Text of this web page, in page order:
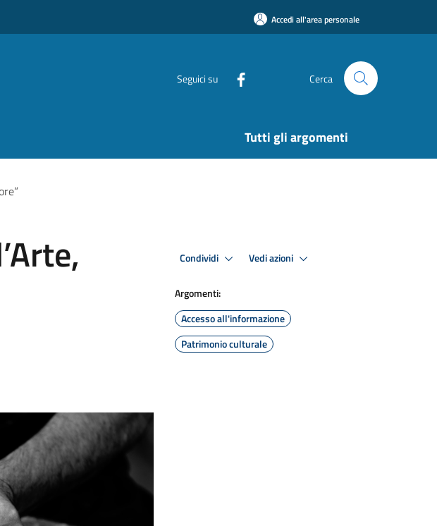
Accedi all'area personale
Seguici su Cerca
Tutti gli argomenti
Condividi Vedi azioni
Argomenti:
Accesso all'informazione
Patrimonio culturale